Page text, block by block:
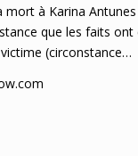
à Karina
que les faits
(circonstance…